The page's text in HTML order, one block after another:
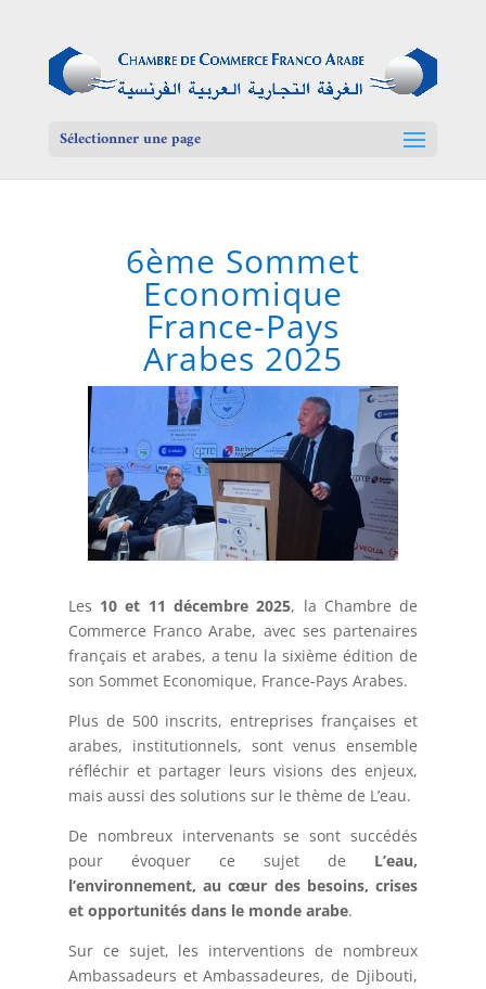
Sélectionner une page
6ème Sommet
Economique
France-Pays
Arabes 2025
Les 10 et 11 décembre 2025, la Chambre de
Commerce Franco Arabe, avec ses partenaires
français et arabes, a tenu la sixième édition de
son Sommet Economique, France-Pays Arabes.
Plus de 500 inscrits, entreprises françaises et
arabes, institutionnels, sont venus ensemble
réfléchir et partager leurs visions des enjeux,
mais aussi des solutions sur le thème de L’eau.
De nombreux intervenants se sont succédés
pour évoquer ce sujet de L’eau,
l’environnement, au cœur des besoins, crises
et opportunités dans le monde arabe.
Sur ce sujet, les interventions de nombreux
Ambassadeurs et Ambassadeures, de Djibouti,